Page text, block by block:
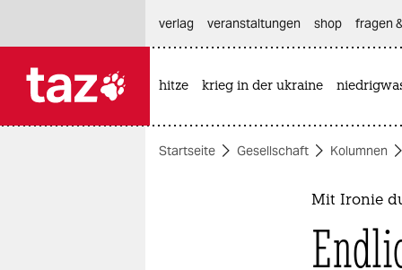
themen
verlag
veranstaltungen shop fragen
hitze krieg in der ukraine
Startseite Gesellschaft Kolumnen
Mit Ironie